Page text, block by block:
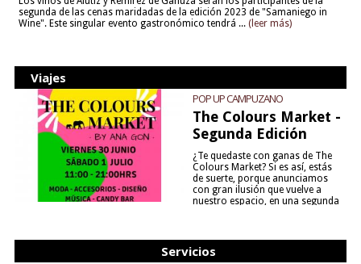
segunda de las cenas maridadas de la edición 2023 de "Samaniego in
Wine". Este singular evento gastronómico tendrá ... (leer más)
Viajes
POP UP CAMPUZANO
The Colours Market -
Segunda Edición
¿Te quedaste con ganas de The
Colours Market? Si es así, estás
de suerte, porque anunciamos
con gran ilusión que vuelve a
nuestro espacio, en una segunda
Servicios